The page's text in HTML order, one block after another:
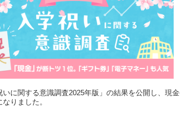
いに関する意識調査2025年版」の結果を公開し、現
りました。